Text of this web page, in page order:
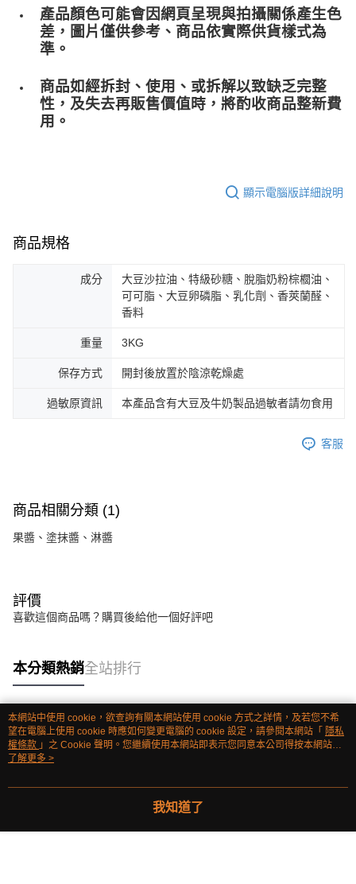
產品顏色可能會因網頁呈現與拍攝關係產生色
差，圖片僅供參考、商品依實際供貨樣式為
準。
商品如經拆封、使用、或拆解以致缺乏完整
性，及失去再販售價值時，將酌收商品整﻿新費
用。
顯示電腦版詳細說明
商品規格
成分
大豆沙拉油、特級砂糖、脫脂奶粉棕櫚油、
可可脂、大豆卵磷脂、乳化劑、香莢蘭醛、
香料
重量 3KG
保存方式 開封後放置於陰涼乾燥處
過敏原資訊 本產品含有大豆及牛奶製品過敏者請勿食用
客服
商品相關分類 (1)
果醬、塗抹醬、淋醬
評價
喜歡這個商品嗎？購買後給他一個好評吧
本分類熱銷全站排行
熱門標籤
本網站中使用 cookie，欲查詢有關本網站使用 cookie 方式之詳情，及若您不希
望在電腦上使用 cookie 時應如何變更電腦的 cookie 設定，請參閱本網站「 隱私
權條款 」之 Cookie 聲明。您繼續使用本網站即表示您同意本公司得按本網站使
用條款之 Cookie 聲明使用 cookie。
了解更多 >
我知道了